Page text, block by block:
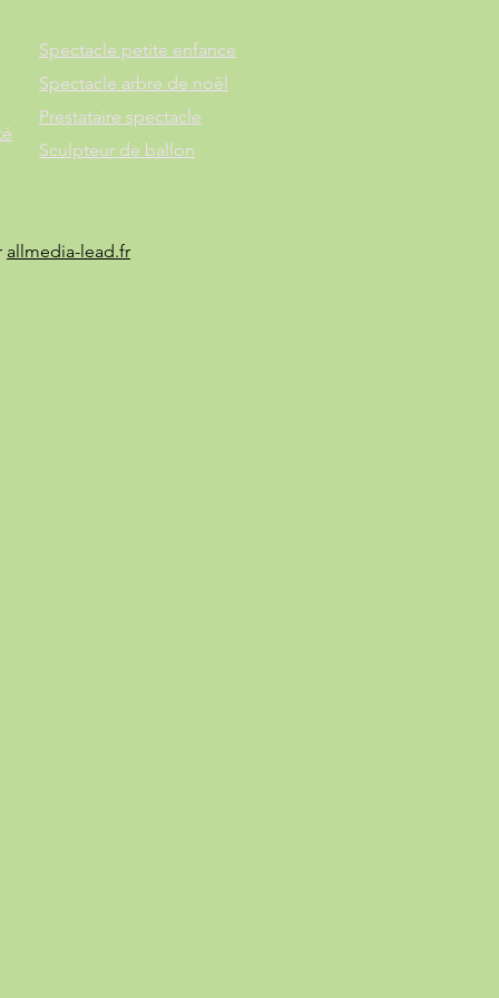
Spectacle petite enfance
Spectacle arbre de noël
Prestataire spectacle
Sculpteur de ballon
allmedia-lead.fr